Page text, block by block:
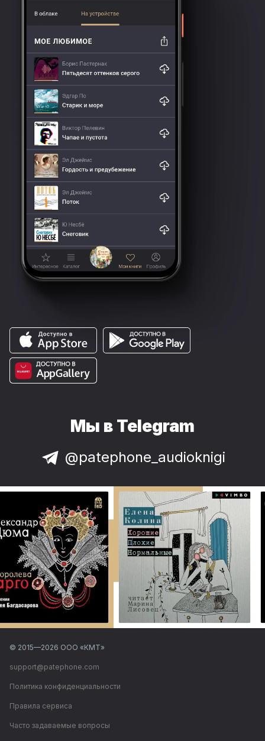
Мы в Telegram
@patephone_audioknigi
© 2015—2026 ООО «КМТ»
support@patephone.com
Политика конфиденциальности
Правила сервиса
Часто задаваемые вопросы